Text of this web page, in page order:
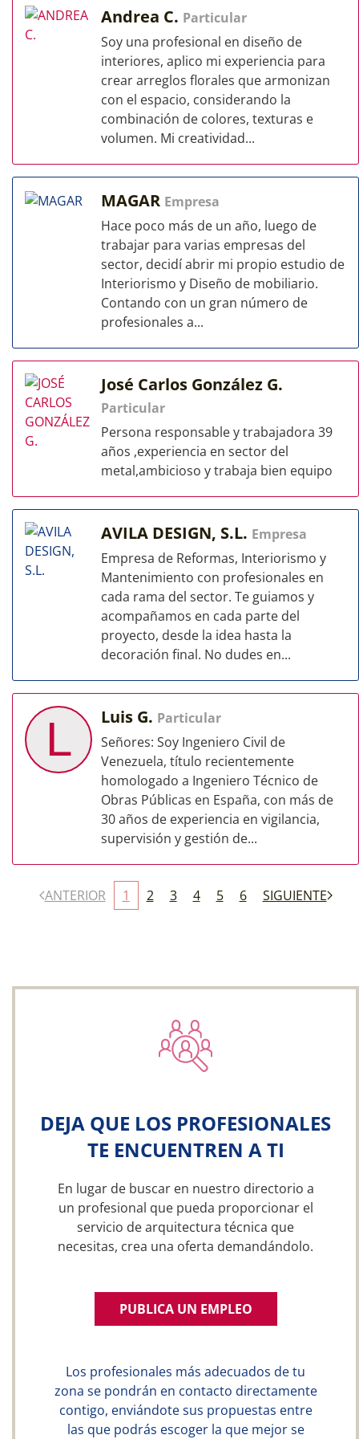
Andrea C. Particular
Soy una profesional en diseño de
interiores, aplico mi experiencia para
crear arreglos florales que armonizan
con el espacio, considerando la
combinación de colores, texturas e
volumen. Mi creatividad...
MAGAR Empresa
Hace poco más de un año, luego de
trabajar para varias empresas del
sector, decidí abrir mi propio estudio de
Interiorismo y Diseño de mobiliario.
Contando con un gran número de
profesionales a...
José Carlos González G.
Particular
Persona responsable y trabajadora 39
años ,experiencia en sector del
metal,ambicioso y trabaja bien equipo
AVILA DESIGN, S.L. Empresa
Empresa de Reformas, Interiorismo y
Mantenimiento con profesionales en
cada rama del sector. Te guiamos y
acompañamos en cada parte del
proyecto, desde la idea hasta la
decoración final. No dudes en...
L Luis G. Particular
Señores: Soy Ingeniero Civil de
Venezuela, título recientemente
homologado a Ingeniero Técnico de
Obras Públicas en España, con más de
30 años de experiencia en vigilancia,
supervisión y gestión de...
ANTERIOR 1 2 3 4 5 6 SIGUIENTE
DEJA QUE LOS PROFESIONALES
TE ENCUENTREN A TI
En lugar de buscar en nuestro directorio a
un profesional que pueda proporcionar el
servicio de arquitectura técnica que
necesitas, crea una oferta demandándolo.
PUBLICA UN EMPLEO
Los profesionales más adecuados de tu
zona se pondrán en contacto directamente
contigo, enviándote sus propuestas entre
las que podrás escoger la que mejor se